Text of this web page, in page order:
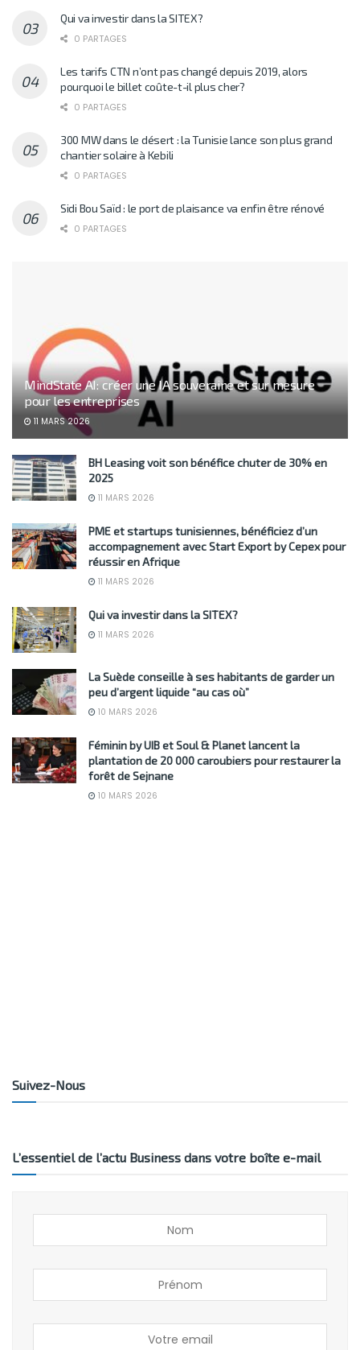
Qui va investir dans la SITEX?
0 PARTAGES
Les tarifs CTN n’ont pas changé depuis 2019, alors
pourquoi le billet coûte-t-il plus cher?
0 PARTAGES
300 MW dans le désert : la Tunisie lance son plus grand
chantier solaire à Kebili
0 PARTAGES
Sidi Bou Saïd : le port de plaisance va enfin être rénové
0 PARTAGES
MindState AI: créer une IA souveraine et sur mesure
pour les entreprises
11 MARS 2026
BH Leasing voit son bénéfice chuter de 30% en
2025
11 MARS 2026
PME et startups tunisiennes, bénéficiez d’un
accompagnement avec Start Export by Cepex pour
réussir en Afrique
11 MARS 2026
Qui va investir dans la SITEX?
11 MARS 2026
La Suède conseille à ses habitants de garder un
peu d’argent liquide “au cas où”
10 MARS 2026
Féminin by UIB et Soul & Planet lancent la
plantation de 20 000 caroubiers pour restaurer la
forêt de Sejnane
10 MARS 2026
Suivez-Nous
L’essentiel de l’actu Business dans votre boîte e-mail